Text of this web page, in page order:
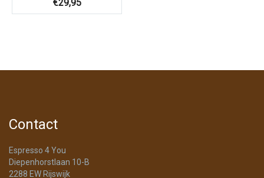
€29,95
Contact
Espresso 4 You
Diepenhorstlaan 10-B
2288 EW Rijswijk